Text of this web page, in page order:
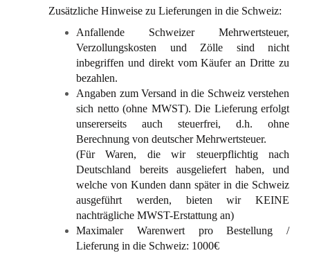
Zusätzliche Hinweise zu Lieferungen in die Schweiz:
Anfallende Schweizer Mehrwertsteuer,
Verzollungskosten und Zölle sind nicht
inbegriffen und direkt vom Käufer an Dritte zu
bezahlen.
Angaben zum Versand in die Schweiz verstehen
sich netto (ohne MWST). Die Lieferung erfolgt
unsererseits auch steuerfrei, d.h. ohne
Berechnung von deutscher Mehrwertsteuer.
(Für Waren, die wir steuerpflichtig nach
Deutschland bereits ausgeliefert haben, und
welche von Kunden dann später in die Schweiz
ausgeführt werden, bieten wir KEINE
nachträgliche MWST-Erstattung an)
Maximaler Warenwert pro Bestellung /
Lieferung in die Schweiz: 1000€